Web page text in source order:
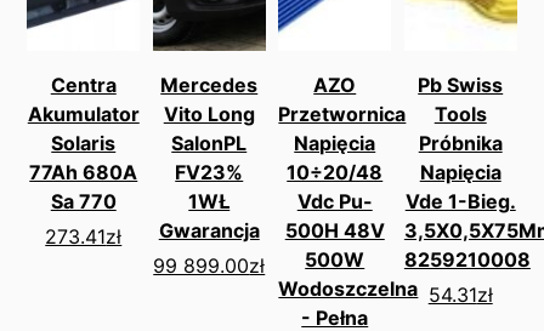
Centra
Akumulator
Solaris
77Ah 680A
Sa 770
273.41zł
Mercedes
Vito Long
SalonPL
FV23%
1WŁ
Gwarancja
99 899.00zł
AZO
Przetwornica
Napięcia
10÷20/48
Vdc Pu-
500H 48V
500W
Wodoszczelna
- Pełna
Pb Swiss
Tools
Próbnika
Napięcia
Vde 1-Bieg.
8259210008
54.31zł